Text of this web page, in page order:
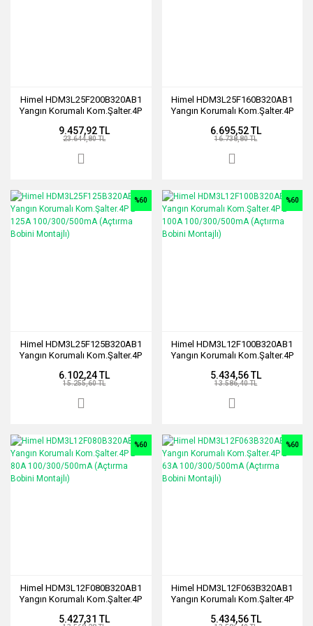
Himel HDM3L25F200B320AB1
Yangın Korumalı Kom.Şalter.4P
(Açtırma Bobini Montajlı)
9.457,92 TL
23.644,80 TL
Himel HDM3L25F160B320AB1
Yangın Korumalı Kom.Şalter.4P
(Açtırma Bobini Montajlı)
6.695,52 TL
16.738,80 TL
Himel HDM3L25F125B320AB1
Yangın Korumalı Kom.Şalter.4P
(Açtırma Bobini Montajlı)
%60
6.102,24 TL
15.255,60 TL
Himel HDM3L12F100B320AB1
Yangın Korumalı Kom.Şalter.4P
(Açtırma Bobini Montajlı)
%60
5.434,56 TL
13.586,40 TL
Himel HDM3L12F080B320AB1
Yangın Korumalı Kom.Şalter.4P
(Açtırma Bobini Montajlı)
%60
5.427,31 TL
Himel HDM3L12F063B320AB1
Yangın Korumalı Kom.Şalter.4P
(Açtırma Bobini Montajlı)
%60
5.434,56 TL